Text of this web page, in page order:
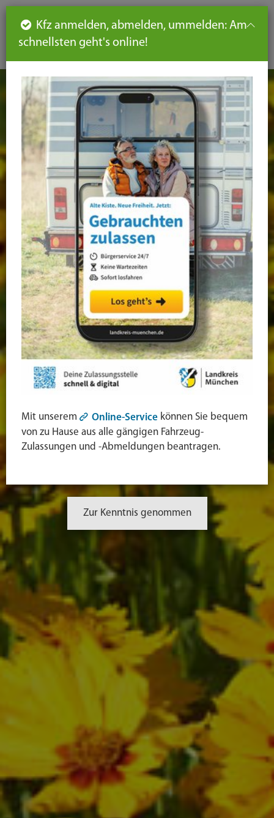
DE
Seiteninhalt
Hauptnavigation
Seitennavigation
leichte
Sprache
Kfz anmelden, abmelden, ummelden: Am
schnellsten geht's online!
Mit unserem Online-Service können Sie bequem
von zu Hause aus alle gängigen Fahrzeug-
Zulassungen und -Abmeldungen beantragen.
Zur Kenntnis genommen